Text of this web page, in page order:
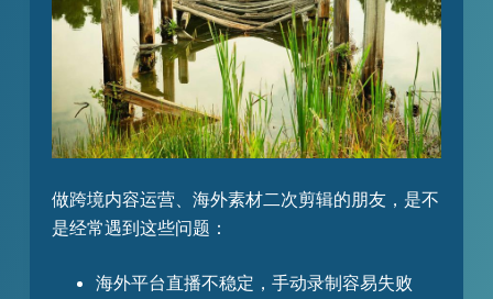
做跨境内容运营、海外素材二次剪辑的朋友，是不
是经常遇到这些问题：
海外平台直播不稳定，手动录制容易失败